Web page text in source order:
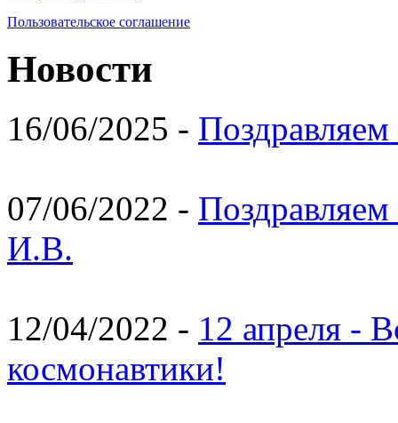
Пользовательское соглашение
Новости
16/06/2025 -
07/06/2022 -
И.В.
12/04/2022 - 12 апреля -
космонавтики!